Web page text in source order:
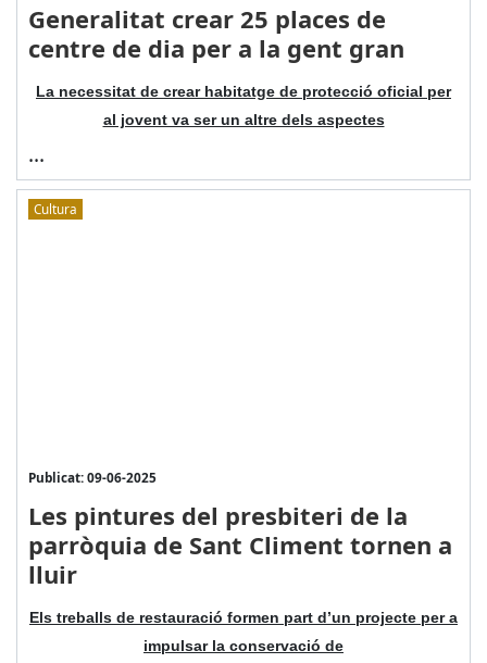
Generalitat crear 25 places de
centre de dia per a la gent gran
La necessitat de crear habitatge de protecció oficial per
al jovent va ser un altre dels aspectes
...
Cultura
Publicat: 09-06-2025
Les pintures del presbiteri de la
parròquia de Sant Climent tornen a
lluir
Els treballs de restauració formen part d’un projecte per a
impulsar la conservació de